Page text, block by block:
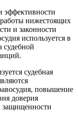
эффективности
работы нижестоящих
и законности
используется в
судебной
судебная
повышение
доверия
защищенности